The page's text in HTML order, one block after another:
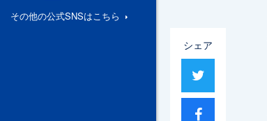
その他の公式SNSはこちら
シェア